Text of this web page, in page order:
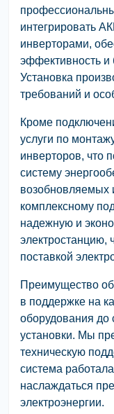
интегрировать
инверторами,
эффективность и
Установка
требований и
Кроме
услуги по
инверторов, что
систему
возобновляемых
комплексному
надежную и
электростанцию,
поставкой
Преимущество
в поддержке на
оборудования до
установки. Мы
техническую
система
наслаждаться
электроэнергии.